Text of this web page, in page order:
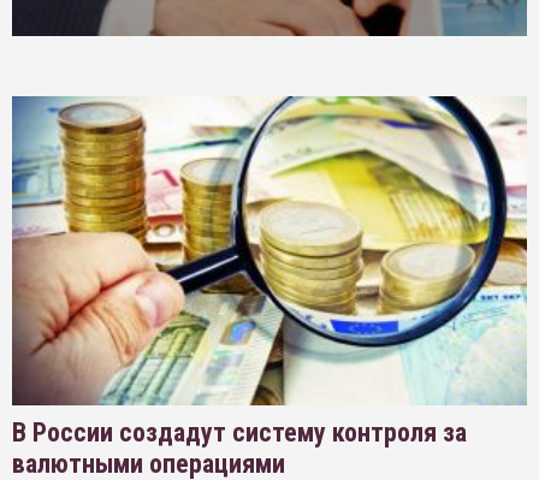
В России создадут систему контроля за
валютными операциями